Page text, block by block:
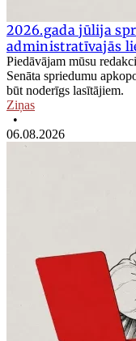
2026.gada jūlija
administratīvajās
Piedāvājam mūsu
Senāta spriedumu
būt noderīgs lasītājiem.
Ziņas
•
06.08.2026